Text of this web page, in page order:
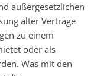
außergesetzlichen
alter Verträge
zu einem
oder als
Was mit den